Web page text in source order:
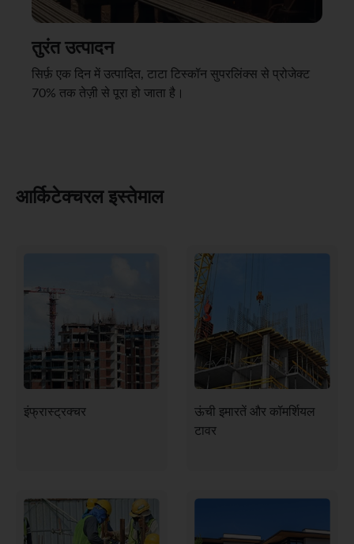
तुरंत उत्पादन
सिर्फ़ एक दिन में उत्पादित, टाटा टिस्कॉन सुपरलिंक्स से प्रोजेक्ट
70% तक तेज़ी से पूरा हो जाता है।
आर्किटेक्चरल इस्तेमाल
इंफ्रास्ट्रक्चर
ऊंची इमारतें और कॉमर्शियल
टावर